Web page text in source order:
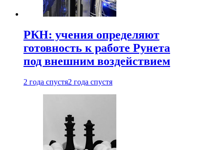
РКН: учения определяют
готовность к работе Рунета
под внешним воздействием
2 года спустя2 года спустя